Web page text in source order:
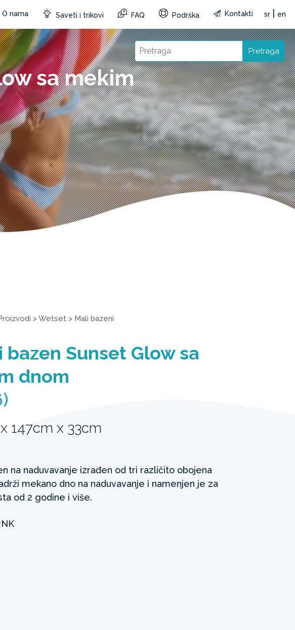
O nama Saveti i trikovi FAQ Podrška Kontakti sr en
Pretraga
sa mekim
>Wetset > Mali bazeni
bazen Sunset Glow sa
dnom
147cm x 33cm
na naduvavanje izrađen od tri različito obojena
mekano dno na naduvavanje i namenjen je za
od 2 godine i više.